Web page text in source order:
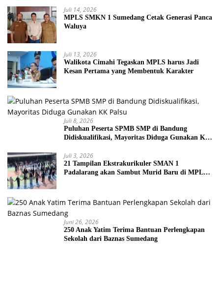
Juli 14, 2026
MPLS SMKN 1 Sumedang Cetak Generasi Panca
Waluya
Juli 13, 2026
Walikota Cimahi Tegaskan MPLS harus Jadi
Kesan Pertama yang Membentuk Karakter
Juli 8, 2026
Puluhan Peserta SPMB SMP di Bandung
Didiskualifikasi, Mayoritas Diduga Gunakan KK
Juli 3, 2026
21 Tampilan Ekstrakurikuler SMAN 1
Padalarang akan Sambut Murid Baru di MPLS
Juni 26, 2026
250 Anak Yatim Terima Bantuan Perlengkapan
Sekolah dari Baznas Sumedang